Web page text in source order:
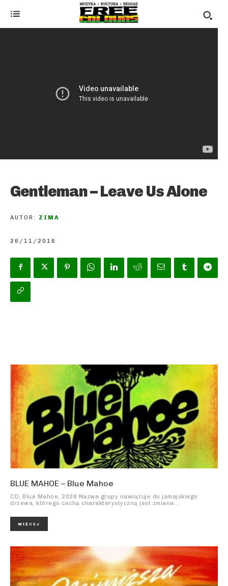
Gentleman – Leave Us Alone
AUTOR: ZIMA
26/11/2016
BLUE MAHOE – Blue Mahoe
CD, Blue Mahoe, 2026 Nazwa grupy nawiązuje do jamajskiego
drzewa, którego cechą charakterystyczną jest zmiana...
WIĘCEJ